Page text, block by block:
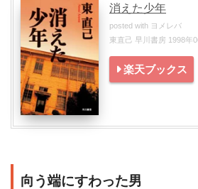
消えた少年
posted with ヨメレバ
東直己 早川書房 1998年
楽天ブックス
向う端にすわった男